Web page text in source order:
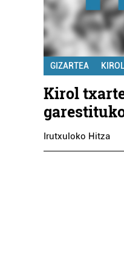
GIZARTEA
Kirol
Irutxuloko Hitza